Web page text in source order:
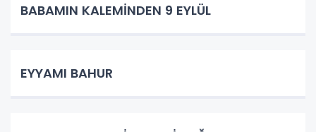
BABAMIN KALEMİNDEN 9 EYLÜL
EYYAMI BAHUR